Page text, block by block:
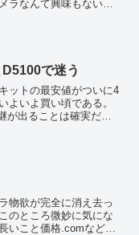
ラなんて興味もないけ
で迷う
ットの最安値がついに4
よいよ買い頃である。
が出ることは確実だろ
物欲が完全に消え去っ
のところ微妙に気にな
いこと価格.comなど見